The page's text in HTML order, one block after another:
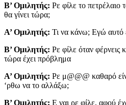
Β’ Ομιλητής: Ρε φίλε το πετρέλαιο
θα γίνει τώρα;
Α’ Ομιλητής: Τι να κάνω; Εγώ αυτό
Β’ Ομιλητής: Ρε φίλε όταν
τώρα έχει πρόβλημα
Α’ Ομιλητής: Ρε μ@@@ καθαρό
‘ρθω να το αλλάξω;
Β’ Ομιλητής: Ε ναι ρε φίλε, αφού